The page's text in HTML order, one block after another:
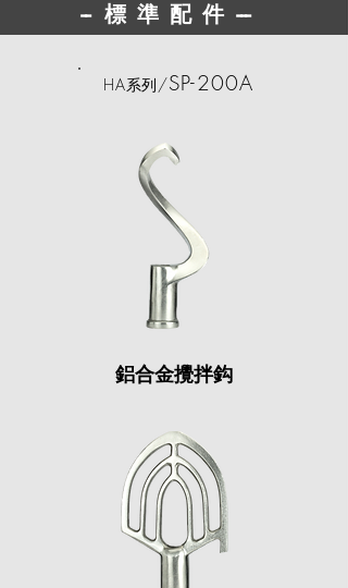
--標準配件 ---
HA系列 /SP-200A
鋁合金攪拌鈎